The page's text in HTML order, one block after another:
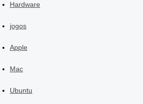
Hardware
jogos
Apple
Mac
Ubuntu